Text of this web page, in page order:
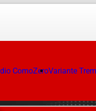
ComoZeroVariante